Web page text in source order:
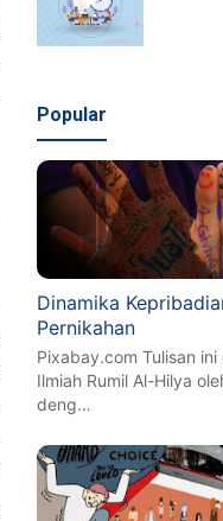
Popular
Dinamika
Pernikahan
Pixabay.com Tulisan
Ilmiah Rumil Al-Hilya
deng…